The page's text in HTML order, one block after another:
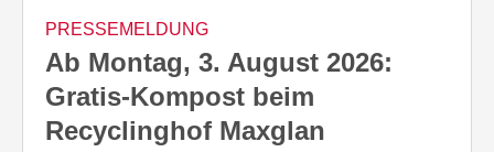
PRESSEMELDUNG
Ab Montag, 3. August 2026:
Gratis-Kompost beim
Recyclinghof Maxglan